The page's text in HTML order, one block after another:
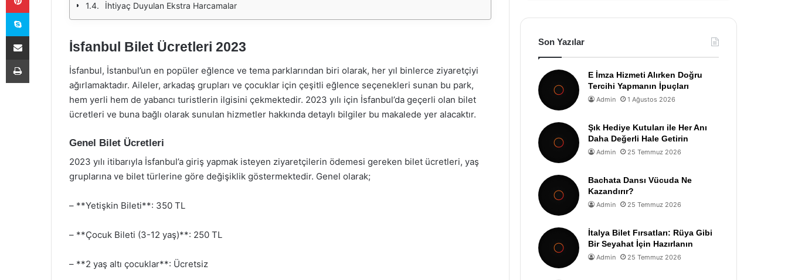
İhtiyaç Duyulan Ekstra Harcamalar
İsfanbul Bilet Ücretleri 2023
İsfanbul, İstanbul’un en popüler eğlence ve tema parklarından biri olarak, her yıl binlerce ziyaretçiyi
ağırlamaktadır. Aileler, arkadaş grupları ve çocuklar için çeşitli eğlence seçenekleri sunan bu park,
hem yerli hem de yabancı turistlerin ilgisini çekmektedir. 2023 yılı için İsfanbul’da geçerli olan bilet
ücretleri ve buna bağlı olarak sunulan hizmetler hakkında detaylı bilgiler bu makalede yer alacaktır.
Genel Bilet Ücretleri
2023 yılı itibarıyla İsfanbul’a giriş yapmak isteyen ziyaretçilerin ödemesi gereken bilet ücretleri, yaş
gruplarına ve bilet türlerine göre değişiklik göstermektedir. Genel olarak;
– **Yetişkin Bileti**: 350 TL
– **Çocuk Bileti (3-12 yaş)**: 250 TL
– **2 yaş altı çocuklar**: Ücretsiz
Son Yazılar
E İmza Hizmeti Alırken Doğru
Tercihi Yapmanın İpuçları
Admin 1 Ağustos 2026
Şık Hediye Kutuları ile Her Anı
Daha Değerli Hale Getirin
Admin 25 Temmuz 2026
Bachata Dansı Vücuda Ne
Kazandırır?
Admin 25 Temmuz 2026
İtalya Bilet Fırsatları: Rüya Gibi
Bir Seyahat İçin Hazırlanın
Admin 25 Temmuz 2026
Skype
E-Posta ile paylaş